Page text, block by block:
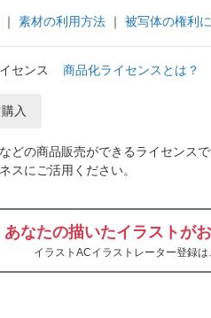
｜ 素材の利用方法 ｜ 被写体の権利
センス 商品化ライセンスとは？
入
どの商品販売ができるライセンスで
スにご活用ください。
あなたの描いたイラストが
イラストACイラストレーター登録は